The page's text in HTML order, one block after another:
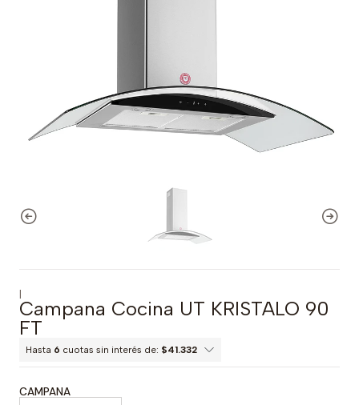
|
Campana Cocina UT KRISTALO 90
FT
Hasta 6 cuotas sin interés de: $41.332
CAMPANA